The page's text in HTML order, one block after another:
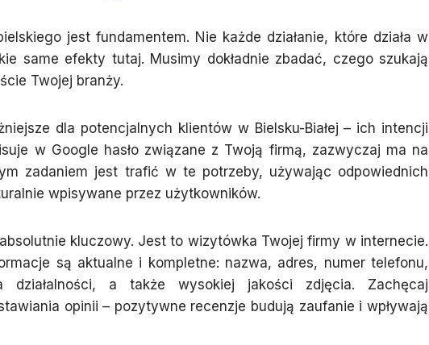
jest fundamentem. Nie każde działanie, które działa w
same efekty tutaj. Musimy dokładnie zbadać, czego szukają
Twojej branży.
dla potencjalnych klientów w Bielsku-Białej – ich intencji
w Google hasło związane z Twoją firmą, zazwyczaj ma na
zadaniem jest trafić w te potrzeby, używając odpowiednich
wpisywane przez użytkowników.
kluczowy. Jest to wizytówka Twojej firmy w internecie.
są aktualne i kompletne: nazwa, adres, numer telefonu,
działalności, a także wysokiej jakości zdjęcia. Zachęcaj
opinii – pozytywne recenzje budują zaufanie i wpływają